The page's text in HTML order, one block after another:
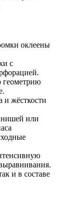
оклеены
с
геометрию
жёсткости
или
и в составе